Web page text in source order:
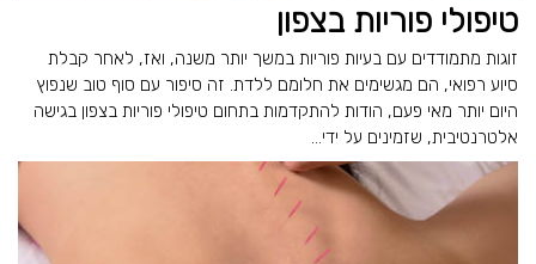
טיפולי פוריות בצפון
זוגות מתמודדים עם בעיות פוריות במשך יותר משנה, ואז, לאחר קבלת
סיוע רפואי, הם מגשימים את חלומם ללדת. זה סיפור עם סוף טוב שנפוץ
היום יותר מאי פעם, הודות להתקדמות בתחום טיפולי פוריות בצפון בגישה
אלטרנטיבית, שזמינים על ידי...